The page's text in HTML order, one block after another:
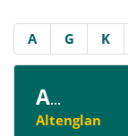
A G K
A...
Altenglan